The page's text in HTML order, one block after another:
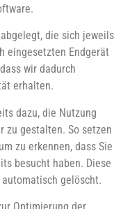
die sich jeweils
eingesetzten Endgerät
wir dadurch
erhalten.
dazu, die Nutzung
zu gestalten. So setzen
zu erkennen, dass Sie
besucht haben. Diese
gelöscht.